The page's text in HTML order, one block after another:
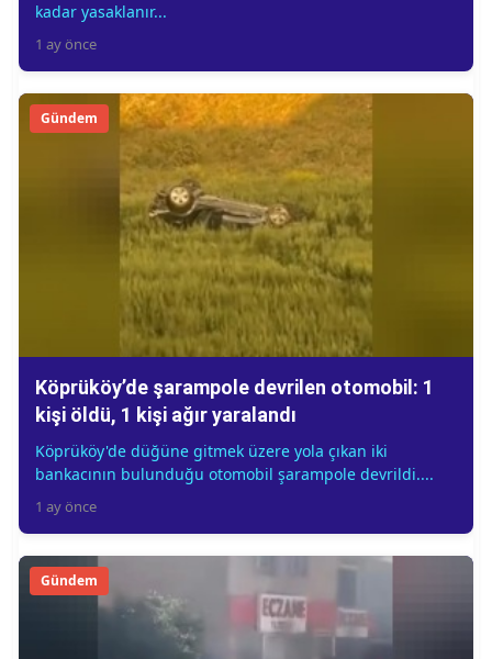
kadar yasaklanır...
1 ay önce
Gündem
Köprüköy’de şarampole devrilen otomobil: 1
kişi öldü, 1 kişi ağır yaralandı
Köprüköy'de düğüne gitmek üzere yola çıkan iki
bankacının bulunduğu otomobil şarampole devrildi....
1 ay önce
Gündem